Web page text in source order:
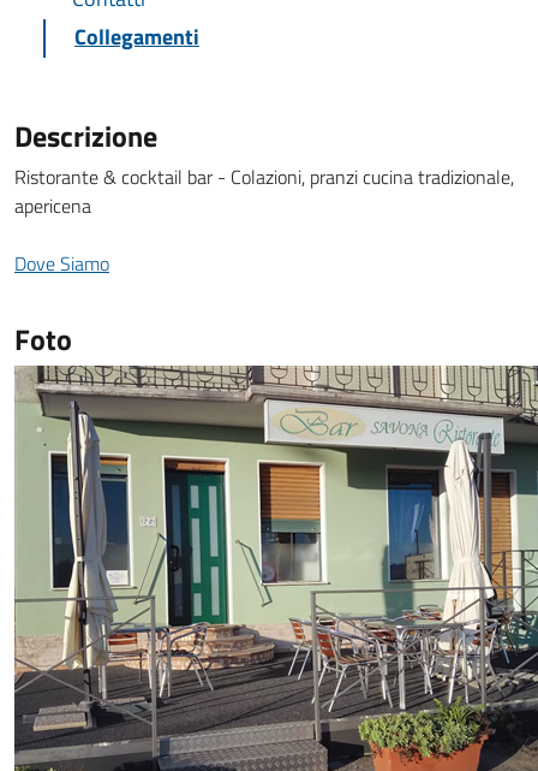
Collegamenti
Descrizione
Ristorante & cocktail bar - Colazioni, pranzi cucina tradizionale,
apericena
Dove Siamo
Foto